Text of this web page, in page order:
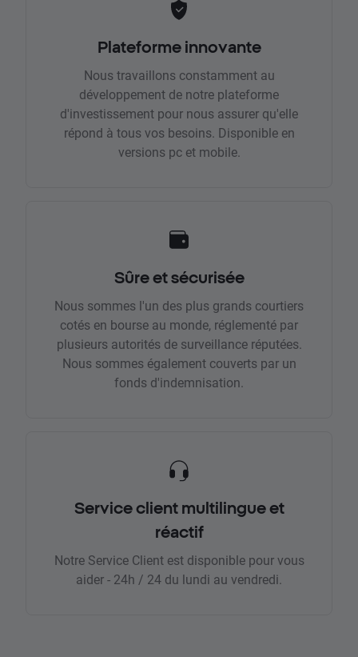
Plateforme innovante
Nous travaillons constamment au
développement de notre plateforme
d'investissement pour nous assurer qu'elle
répond à tous vos besoins. Disponible en
versions pc et mobile.
Sûre et sécurisée
Nous sommes l'un des plus grands courtiers
cotés en bourse au monde, réglementé par
plusieurs autorités de surveillance réputées.
Nous sommes également couverts par un
fonds d'indemnisation.
Service client multilingue et
réactif
Notre Service Client est disponible pour vous
aider - 24h / 24 du lundi au vendredi.